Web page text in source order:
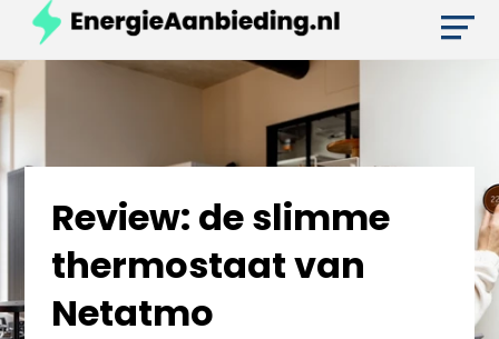
Review: de slimme
thermostaat van
Netatmo